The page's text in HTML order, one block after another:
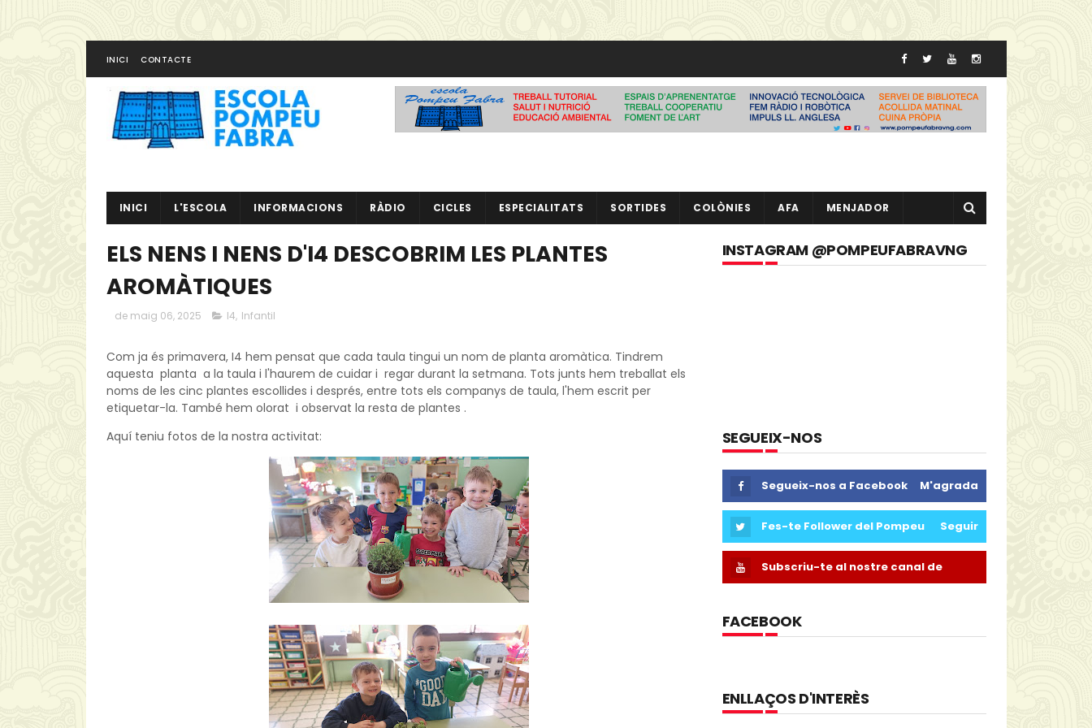
INICI CONTACTE
INICI L'ESCOLA INFORMACIONS RÀDIO CICLES ESPECIALITATS SORTIDES COLÒNIES AFA MENJADOR
ELS NENS I NENS D'I4 DESCOBRIM LES PLANTES
AROMÀTIQUES
de maig 06, 2025 I4, Infantil
Com ja és primavera, I4 hem pensat que cada taula tingui un nom de planta aromàtica. Tindrem
aquesta planta a la taula i l'haurem de cuidar i regar durant la setmana. Tots junts hem treballat els
noms de les cinc plantes escollides i després, entre tots els companys de taula, l'hem escrit per
etiquetar-la. També hem olorat i observat la resta de plantes .
Aquí teniu fotos de la nostra activitat:
INSTAGRAM @POMPEUFABRAVNG
SEGUEIX-NOS
Segueix-nos a Facebook M'agrada
Fes-te Follower del Pompeu Seguir
Subscriu-te al nostre canal de
FACEBOOK
ENLLAÇOS D'INTERÈS